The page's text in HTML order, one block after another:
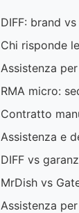
DIFF: brand
Chi risponde
Assistenza
RMA micro:
Contratto
Assistenza e
DIFF vs
MrDish vs
Assistenza